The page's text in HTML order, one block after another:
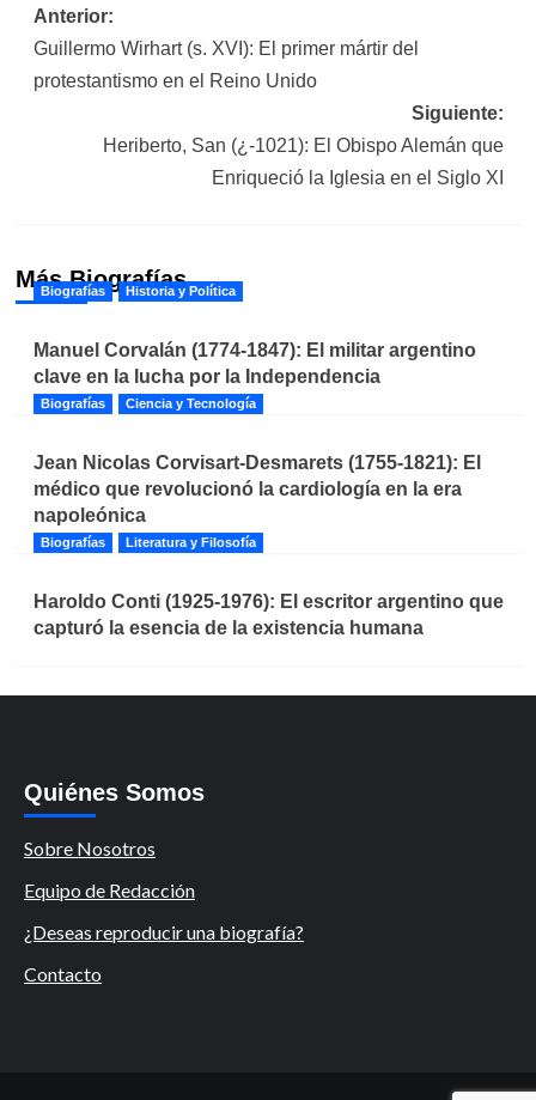
Navegación
de
entradas
Anterior:
Guillermo Wirhart (s. XVI): El primer mártir del
protestantismo en el Reino Unido
Siguiente:
Heriberto, San (¿-1021): El Obispo Alemán que
Enriqueció la Iglesia en el Siglo XI
Más Biografías
Biografías Historia y Política
Manuel Corvalán (1774-1847): El militar argentino
clave en la lucha por la Independencia
Biografías Ciencia y Tecnología
Jean Nicolas Corvisart-Desmarets (1755-1821): El
médico que revolucionó la cardiología en la era
napoleónica
Biografías Literatura y Filosofía
Haroldo Conti (1925-1976): El escritor argentino que
capturó la esencia de la existencia humana
Quiénes Somos
Sobre Nosotros
Equipo de Redacción
¿Deseas reproducir una biografía?
Contacto